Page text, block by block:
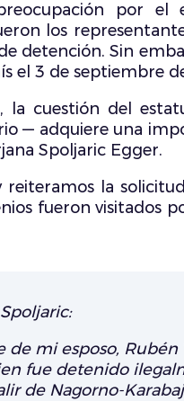
por
los
detención. Sin
el 3 de septiembre
la cuestión del
— adquiere una
Spoljaric Egger.
reiteramos la
fueron visitados
de mi esposo,
fue detenido
de Nagorno-